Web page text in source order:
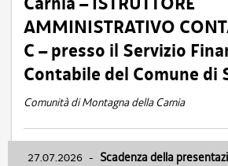
AMMINISTRATIVO
C – presso il Servizio
Contabile del Comune di
Comunità di Montagna della Carnia
27.07.2026 - Scadenza della